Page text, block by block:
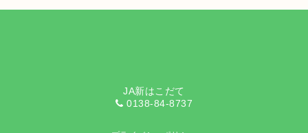
JA新はこだて
0138-84-8737